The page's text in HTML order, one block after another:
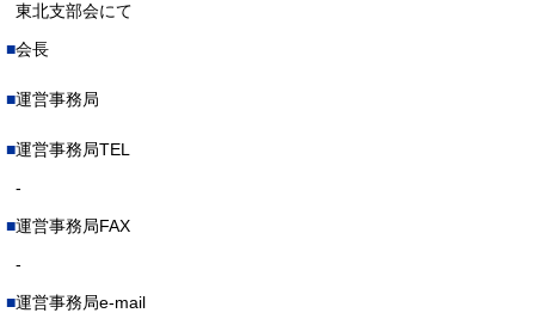
東北支部会にて
会長
運営事務局
運営事務局TEL
-
運営事務局FAX
-
運営事務局e-mail